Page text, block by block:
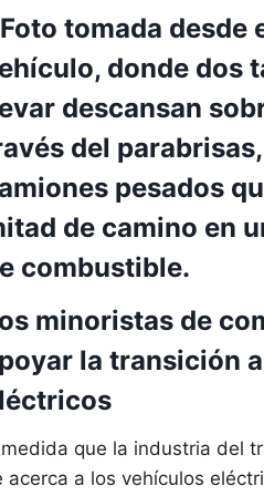
minoristas de
la transición
que la industria del
acerca a los vehículos